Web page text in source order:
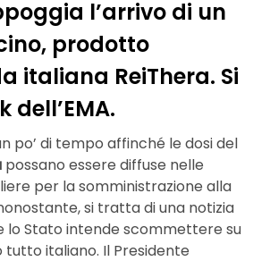
l’arrivo di un
prodotto
italiana ReiThera. Si
dell’EMA.
po’ di tempo affinché le dosi del
possano essere diffuse nelle
per la somministrazione alla
si tratta di una notizia
lo Stato intende scommettere su
tutto italiano. Il Presidente